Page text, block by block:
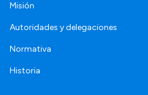
Misión
Autoridades y delegaciones
Normativa
Historia